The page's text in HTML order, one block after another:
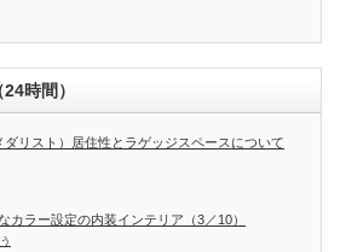
時間）
ダリスト）居住性とラゲッジスペースについて
ラー設定の内装インテリア（3／10）